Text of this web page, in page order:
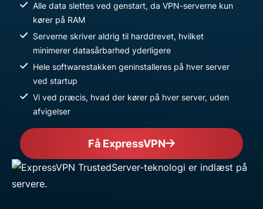
Alle data slettes ved genstart, da VPN-serverne kun
kører på RAM
Serverne skriver aldrig til harddrevet, hvilket
minimerer datasårbarhed yderligere
Hele softwarestakken geninstalleres på hver server
ved startup
Vi ved præcis, hvad der kører på hver server, uden
afvigelser
Få ExpressVPN